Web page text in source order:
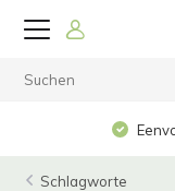
Schlagworte